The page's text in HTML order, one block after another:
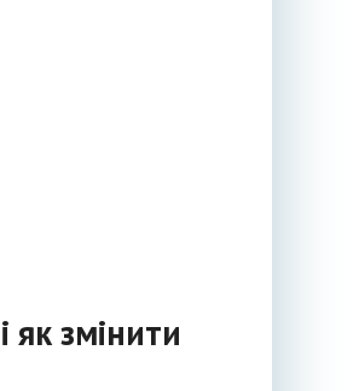
як змінити